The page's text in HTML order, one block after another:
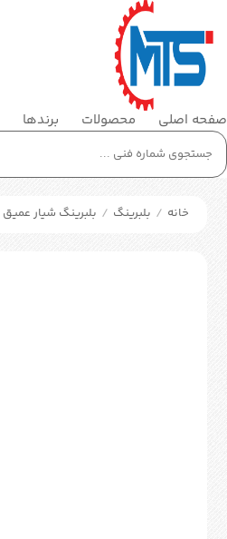
صفحه اصلی محصولات برندها
خانه / بلبرینگ / بلبرینگ شیار عمیق